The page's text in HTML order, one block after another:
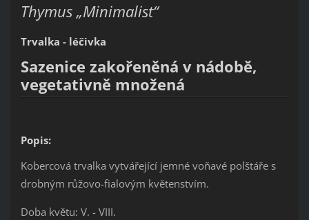
Thymus „Minimalist“
Trvalka - léčivka
Sazenice zakořeněná v nádobě,
vegetativně množená
Popis:
Kobercová trvalka vytvářející jemné voňavé polštáře s
drobným růžovo-fialovým květenstvím.
Doba květu: V. - VIII.